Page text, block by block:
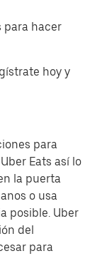
para hacer
hoy y
para
Eats así lo
la puerta
o usa
posible. Uber
del
para